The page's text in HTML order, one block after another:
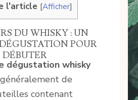
l'article [Afficher]
DU WHISKY : UN
POUR
DÉBUTER
dégustation whisky
de
contenant